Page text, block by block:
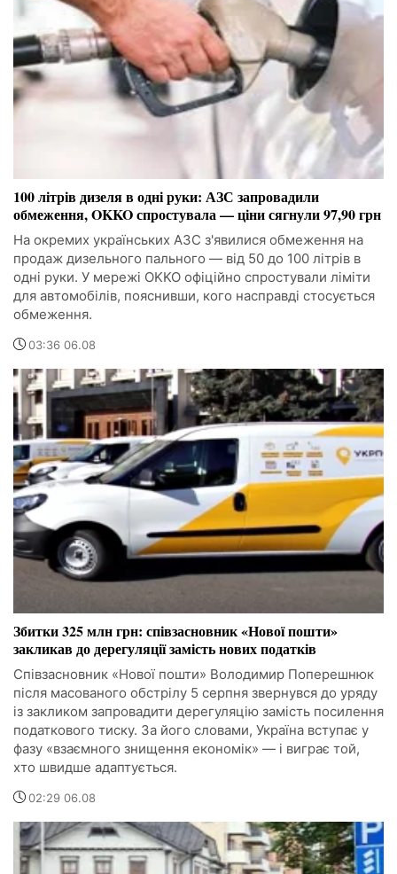
100 літрів дизеля в одні руки: АЗС запровадили
обмеження, OKKO спростувала — ціни сягнули 97,90 грн
На окремих українських АЗС з'явилися обмеження на
продаж дизельного пального — від 50 до 100 літрів в
одні руки. У мережі OKKO офіційно спростували ліміти
для автомобілів, пояснивши, кого насправді стосується
обмеження.
03:36 06.08
Збитки 325 млн грн: співзасновник «Нової пошти»
закликав до дерегуляції замість нових податків
Співзасновник «Нової пошти» Володимир Поперешнюк
після масованого обстрілу 5 серпня звернувся до уряду
із закликом запровадити дерегуляцію замість посилення
податкового тиску. За його словами, Україна вступає у
фазу «взаємного знищення економік» — і виграє той,
хто швидше адаптується.
02:29 06.08